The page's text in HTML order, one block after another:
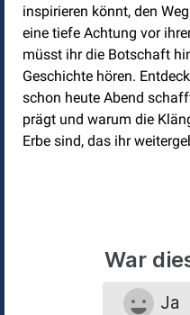
inspirieren könnt, den
eine tiefe Achtung vor
müsst ihr die Botschaft
Geschichte hören.
schon heute Abend
prägt und warum die
Erbe sind, das ihr
War
Ja